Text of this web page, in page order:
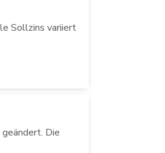
Sollzins variiert
Die